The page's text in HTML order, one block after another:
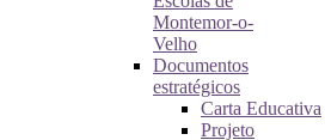
Montemor-o-
Velho
Documentos
estratégicos
Carta Educativa
Projeto